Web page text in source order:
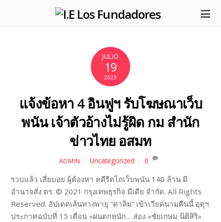
JULIO
19
2023
แจ้งข้อหา 4 อินฟูฯ รับโฆษณาเว็บ
พนัน เจ้าตัวอ้างไม่รู้ผิด กม สำนัก
ข่าวไทย อสมท
ADMIN Uncategorized 0
รวบแล้ว เสี่ยบอย ผู้ต้องหา คดีรีดไถเว็บพนัน 140 ล้าน มี
อำนาจสั่ง ตร. © 2021 กรุงเทพธุรกิจ มีเดีย จำกัด. All Rights
Reserved. อัปเดตเส้นทางพายุ “ตาลิม” เข้าเวียดนามคืนนี้ อุตุฯ
ประกาศฉบับที่ 15 เตือน «ฝนตกหนัก… ส่อง «ชัยเกษม นิติสิริ»